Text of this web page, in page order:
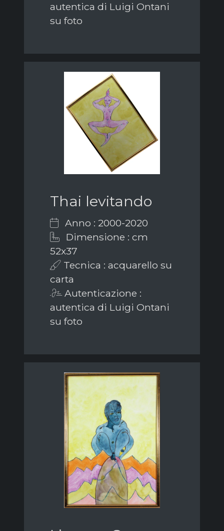
autentica di Luigi Ontani
su foto
Thai levitando
Anno : 2000-2020
Dimensione : cm
52x37
Tecnica : acquarello su
carta
Autenticazione :
autentica di Luigi Ontani
su foto